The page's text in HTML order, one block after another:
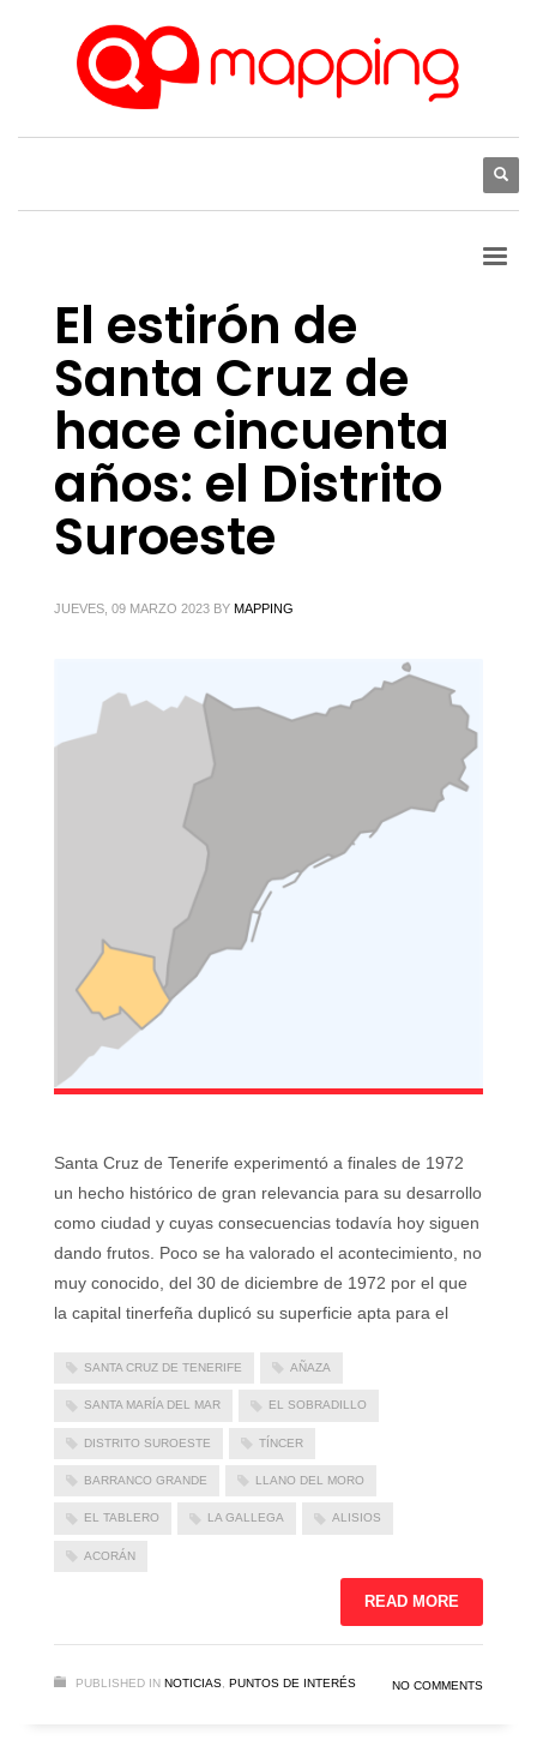
El estirón de
Santa Cruz de
hace cincuenta
años: el Distrito
Suroeste
JUEVES, 09 MARZO 2023 BY MAPPING
Santa Cruz de Tenerife experimentó a finales de 1972
un hecho histórico de gran relevancia para su desarrollo
como ciudad y cuyas consecuencias todavía hoy siguen
dando frutos. Poco se ha valorado el acontecimiento, no
muy conocido, del 30 de diciembre de 1972 por el que
la capital tinerfeña duplicó su superficie apta para el
SANTA CRUZ DE TENERIFE AÑAZA
SANTA MARÍA DEL MAR EL SOBRADILLO
DISTRITO SUROESTE TÍNCER
BARRANCO GRANDE LLANO DEL MORO
EL TABLERO LA GALLEGA ALISIOS
ACORÁN
READ MORE
PUBLISHED IN NOTICIAS PUNTOS DE INTERÉS NO COMMENTS